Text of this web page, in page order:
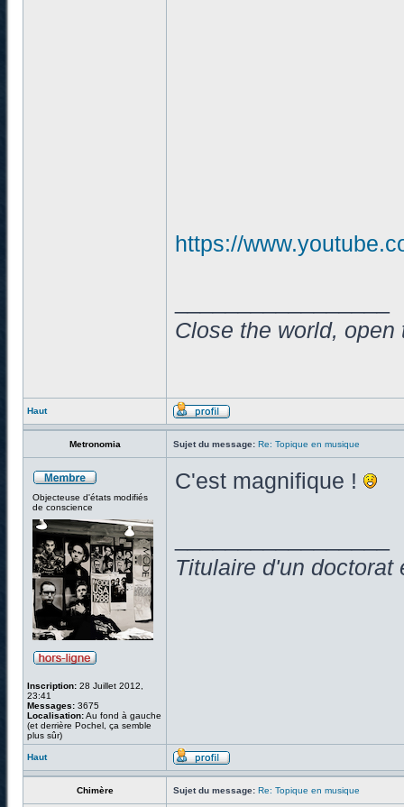
https://
Close the world, open
Haut
Metronomia Sujet du message: Re: Topique en musique
Objecteuse d'états modifiés
de conscience
Inscription: 28 Juillet 2012,
23:41
Messages: 3675
Localisation:Au fond à gauche
(et derrière Pochel, ça semble
plus sûr)
C'est magnifique !
Titulaire d'un doctorat
Haut
Chimère Sujet du message: Re: Topique en musique